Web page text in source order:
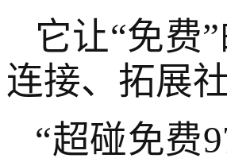
它让“免费
连接、拓展
“超碰免费